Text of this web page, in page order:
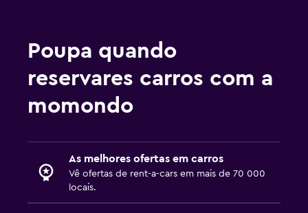
Poupa quando
reservares carros com a
momondo
As melhores ofertas em carros
Vê ofertas de rent-a-cars em mais de 70 000
locais.